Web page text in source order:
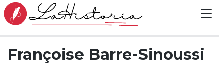
Françoise Barre-Sinoussi